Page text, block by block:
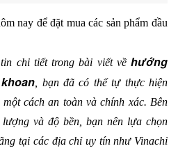
nay để đặt mua các sản phẩm đầu
chi tiết trong bài viết về hướng
, bạn đã có thể tự thực hiện
cách an toàn và chính xác. Bên
và độ bền, bạn nên lựa chọn
tại các địa chỉ uy tín như Vinachi